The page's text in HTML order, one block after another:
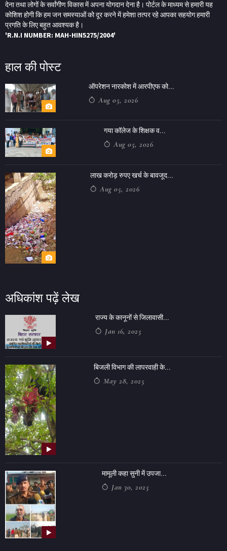
देना तथा लोगों के सर्वांगीण विकास में अपना योगदान देना है। पोर्टल के माध्यम से हमारी यह
कोशिश होगी कि हम जन समस्याओं को दूर करने में हमेशा तत्पर रहे आपका सहयोग हमारी
प्रगति के लिए बहुत आवश्यक है।
'R.N.I NUMBER: MAH-HIN5275/2004'
हाल की पोस्ट
ऑपरेशन नारकोश में आरपीएफ को...
Aug 05, 2026
गया कॉलेज के शिक्षक व...
Aug 05, 2026
लाख करोड़ रुपए खर्च के बावजूद...
Aug 05, 2026
अधिकांश पढ़ें लेख
राज्य के कानूनों से जिलावासी...
Jan 16, 2025
बिजली विभाग की लापरवाही के...
May 28, 2025
मामूली कहा सुनी में उपजा...
Jan 30, 2025